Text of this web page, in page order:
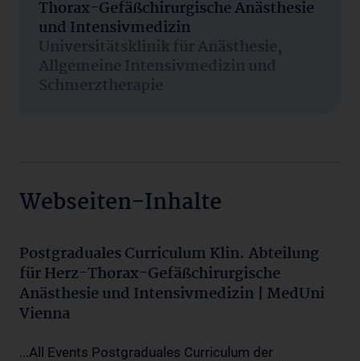
Thorax-Gefäßchirurgische Anästhesie
und Intensivmedizin
Universitätsklinik für Anästhesie,
Allgemeine Intensivmedizin und
Schmerztherapie
Webseiten-Inhalte
Postgraduales Curriculum Klin. Abteilung
für Herz-Thorax-Gefäßchirurgische
Anästhesie und Intensivmedizin | MedUni
Vienna
...All Events Postgraduales Curriculum der